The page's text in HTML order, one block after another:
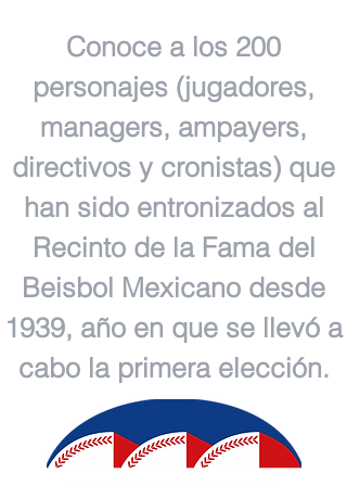
Conoce a los 200
personajes (jugadores,
managers, ampayers,
directivos y cronistas) que
han sido entronizados al
Recinto de la Fama del
Beisbol Mexicano desde
1939, año en que se llevó a
cabo la primera elección.